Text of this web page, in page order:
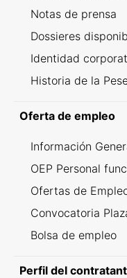
Notas de prensa
Dossieres
Identidad
Historia de la
Oferta de empleo
Información
OEP Personal
Ofertas de
Convocatoria
Bolsa de empleo
Perfil del